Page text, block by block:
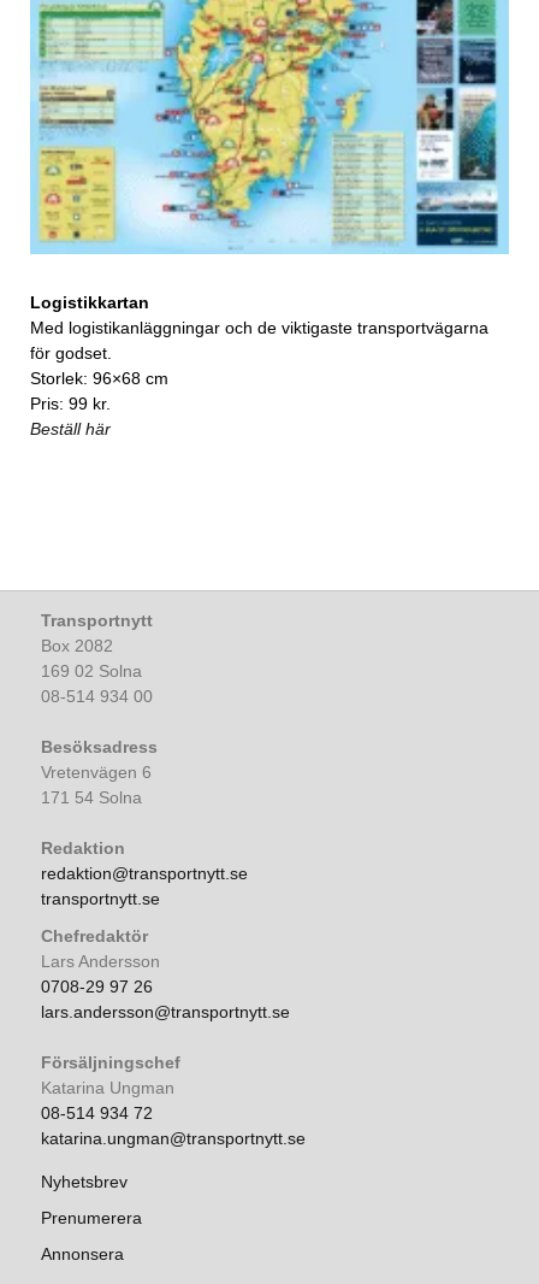
Logistikkartan
Med logistikanläggningar och de viktigaste transportvägarna
för godset.
Storlek: 96×68 cm
Pris: 99 kr.
Beställ här
Transportnytt
Box 2082
169 02 Solna
08-514 934 00
Besöksadress
Vretenvägen 6
171 54 Solna
Redaktion
redaktion@transportnytt.se
transportnytt.se
Chefredaktör
Lars Andersson
0708-29 97 26
lars.andersson@transportnytt.se
Försäljningschef
Katarina Ungman
08-514 934 72
katarina.ungman@transportnytt.se
Nyhetsbrev
Prenumerera
Annonsera